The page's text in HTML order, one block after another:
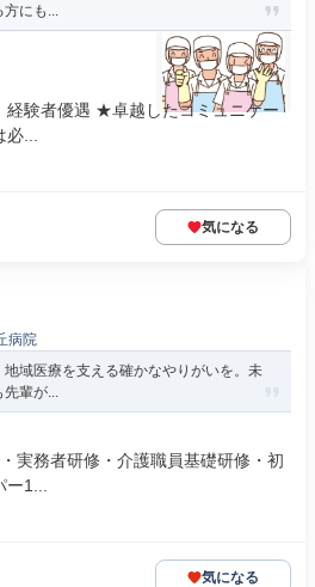
方にも...
経験者優遇 ★卓越したコミュニケー
...
気になる
病院
域医療を支える確かなやりがいを。未
先輩が...
実務者研修・介護職員基礎研修・初
1...
気になる